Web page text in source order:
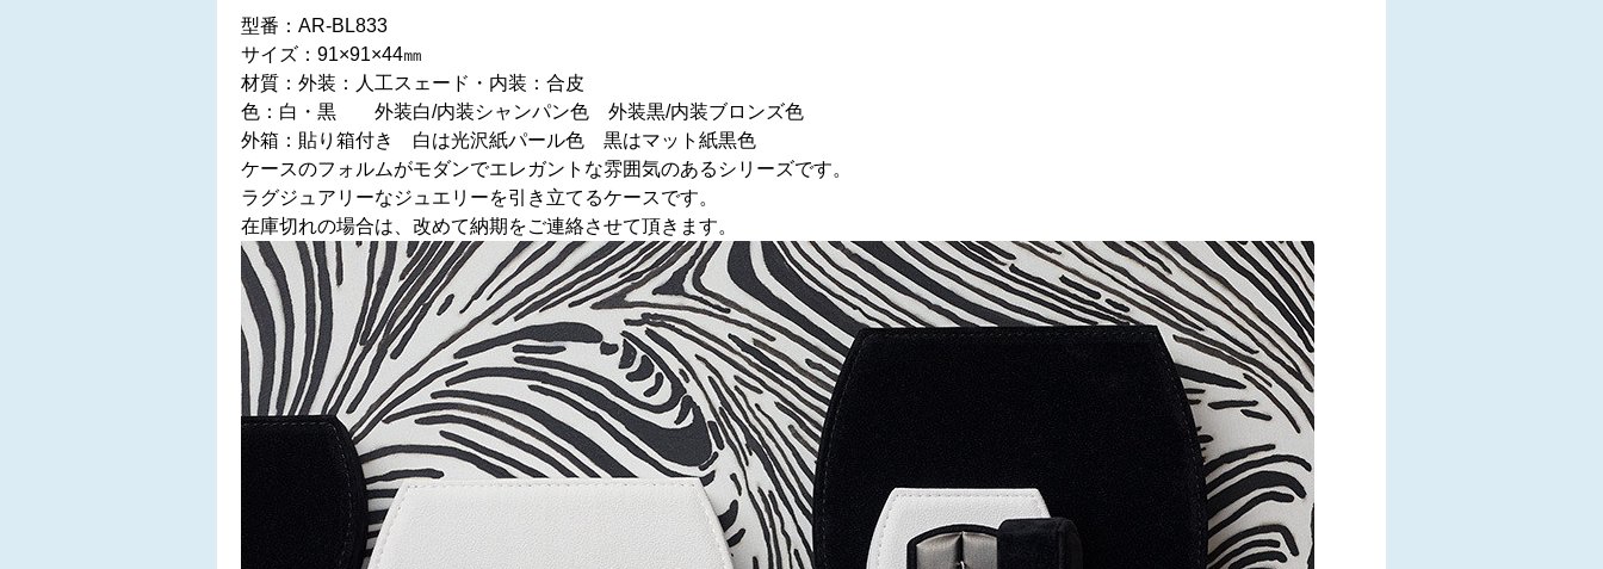
型番：AR-BL833
サイズ：91×91×44㎜
材質：外装：人工スェード・内装：合皮
色：白・黒 外装白/内装シャンパン色 外装黒/内装ブロンズ色
外箱：貼り箱付き 白は光沢紙パール色 黒はマット紙黒色
ケースのフォルムがモダンでエレガントな雰囲気のあるシリーズです。
ラグジュアリーなジュエリーを引き立てるケースです。
在庫切れの場合は、改めて納期をご連絡させて頂きます。